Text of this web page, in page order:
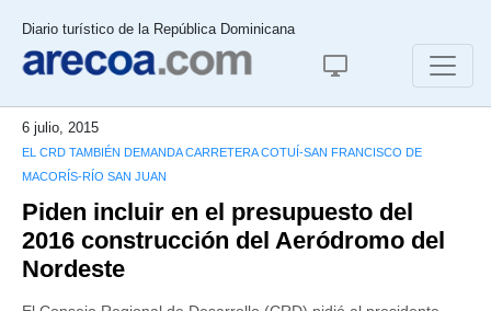
Diario turístico de la República Dominicana
6 julio, 2015
EL CRD TAMBIÉN DEMANDA CARRETERA COTUÍ-SAN FRANCISCO DE
MACORÍS-RÍO SAN JUAN
Piden incluir en el presupuesto del
2016 construcción del Aeródromo del
Nordeste